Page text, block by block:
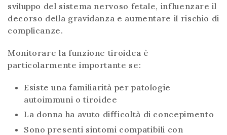
sviluppo del sistema nervoso fetale, influenzare il
decorso della gravidanza e aumentare il rischio di
complicanze.
Monitorare la funzione tiroidea è
particolarmente importante se:
Esiste una familiarità per patologie
autoimmuni o tiroidee
La donna ha avuto difficoltà di concepimento
Sono presenti sintomi compatibili con